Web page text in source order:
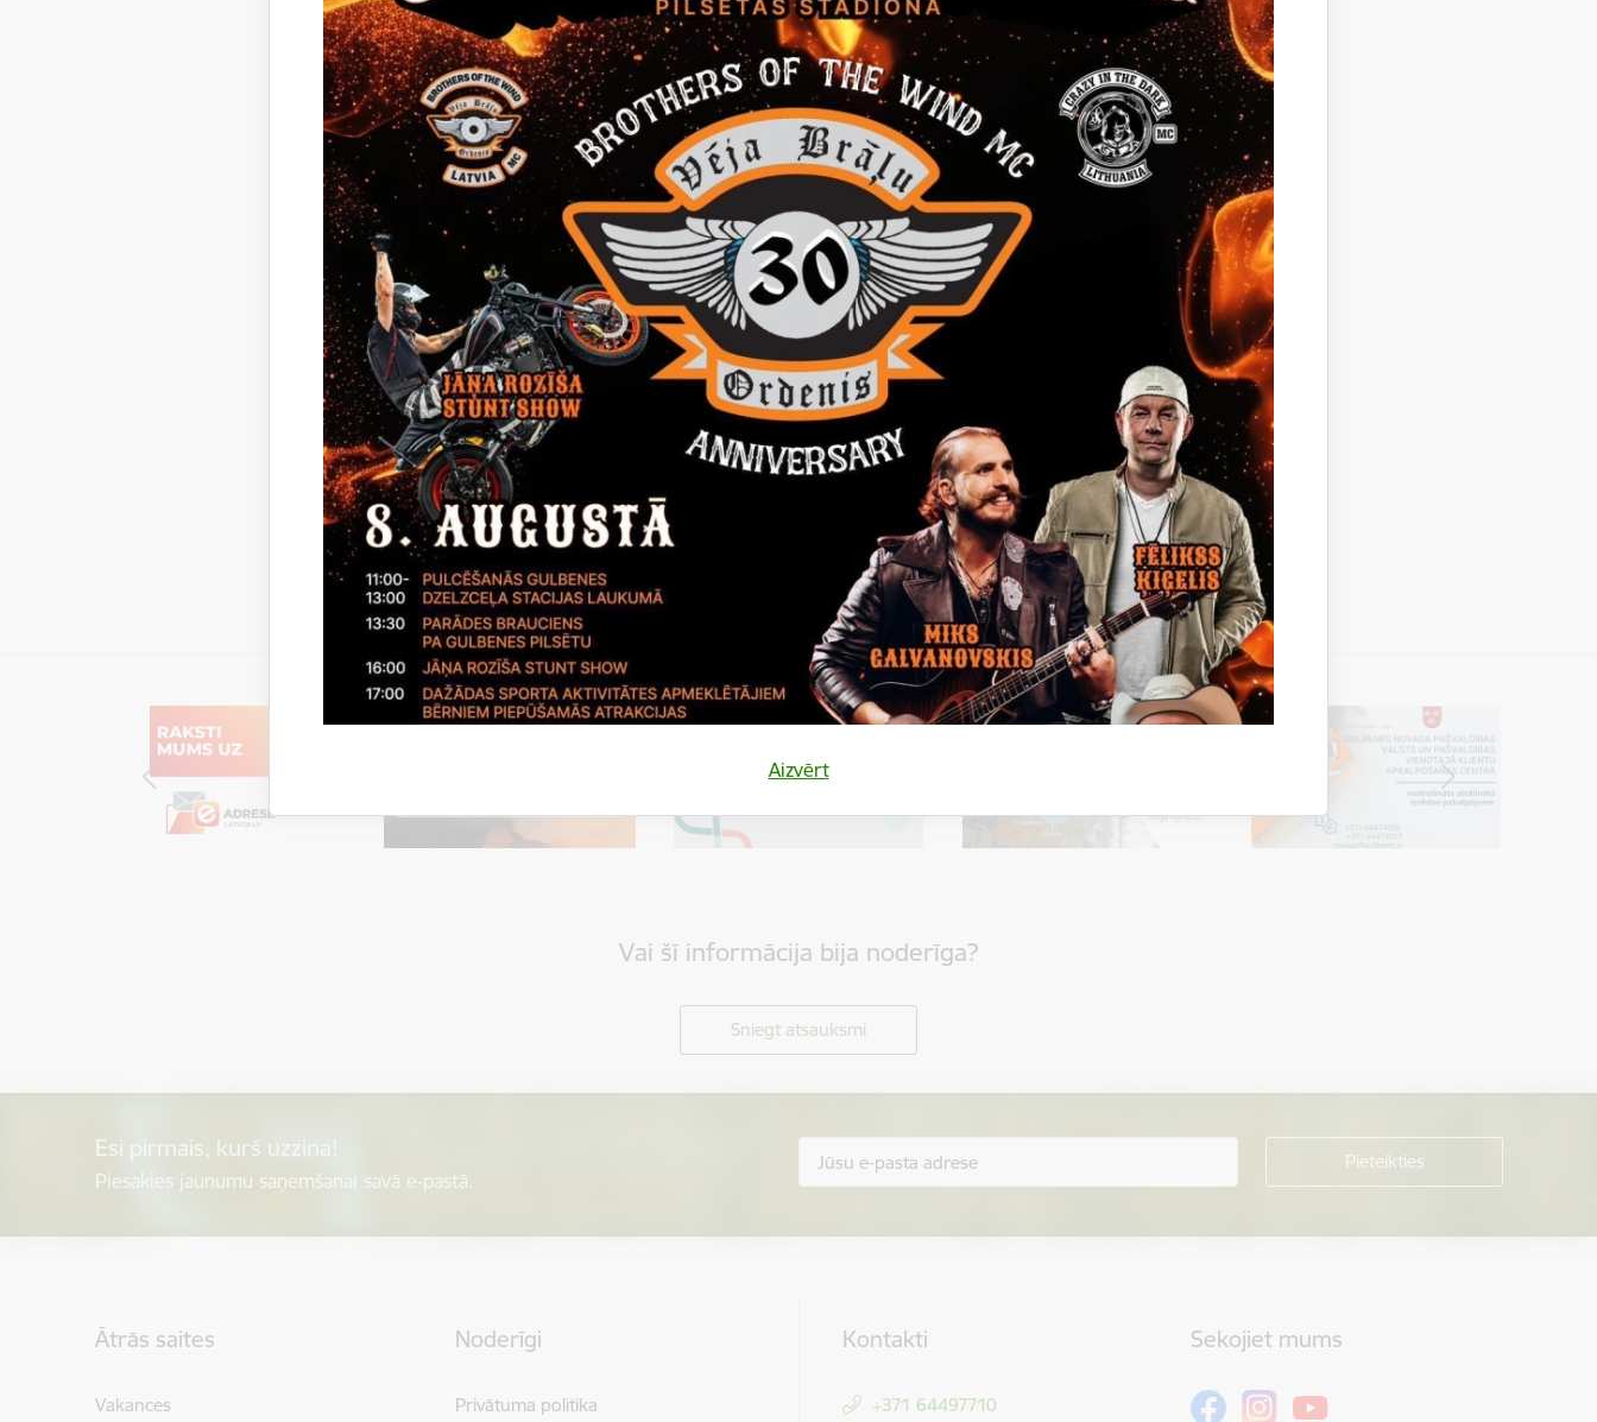
Aizvērt
Saistītas tēmas
Notikumi: Gadatirgus
Vai šī informācija bija noderīga?
Sniegt atsauksmi
Esi pirmais, kurš uzzina!
Piesakies jaunumu saņemšanai savā e-pastā.
Ātrās saites
Vakances
Noderīgi
Privātuma politika
Kontakti
+371 64497710
Sekojiet mums